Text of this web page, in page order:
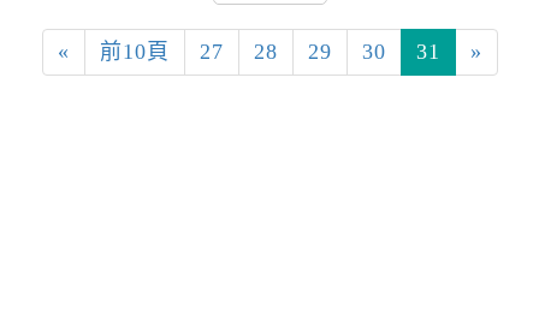
« 前10頁 27 28 29 30 31 »